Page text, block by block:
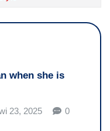
when she is
23, 2025 0